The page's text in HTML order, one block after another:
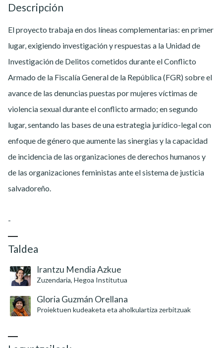
Descripción
El proyecto trabaja en dos líneas complementarias: en primer
lugar, exigiendo investigación y respuestas a la Unidad de
Investigación de Delitos cometidos durante el Conflicto
Armado de la Fiscalía General de la República (FGR) sobre el
avance de las denuncias puestas por mujeres víctimas de
violencia sexual durante el conflicto armado; en segundo
lugar, sentando las bases de una estrategia jurídico-legal con
enfoque de género que aumente las sinergias y la capacidad
de incidencia de las organizaciones de derechos humanos y
de las organizaciones feministas ante el sistema de justicia
salvadoreño.
-
Taldea
Irantzu Mendia Azkue
Zuzendaria, Hegoa Institutua
Gloria Guzmán Orellana
Proiektuen kudeaketa eta aholkulartiza zerbitzuak